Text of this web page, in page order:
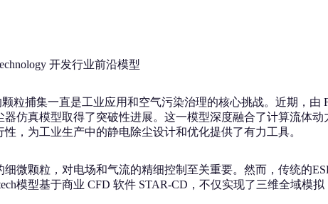
开发行业前沿模型
粒捕集一直是工业应用和空气污染治理的核心挑战。近期，由
仿真模型取得了突破性进展。这一模型深度融合了计算流体
，为工业生产中的静电除尘设计和优化提供了有力工具。
微颗粒，对电场和气流的精细控制至关重要。然而，传统的
模型基于商业 CFD 软件 STAR-CD，不仅实现了三维全域模